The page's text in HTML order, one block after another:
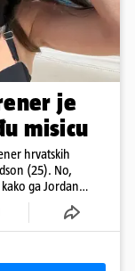
je
misicu
hrvatskih
(25). No,
ga Jordan